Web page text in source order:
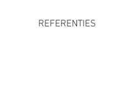
REFERENTIES